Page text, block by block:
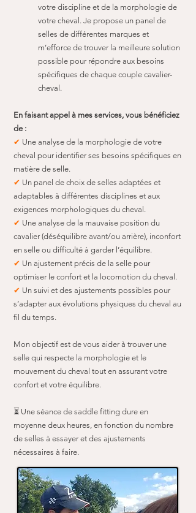
votre discipline et de la morphologie de
votre cheval. Je propose un panel de
selles de différentes marques et
m’efforce de trouver la meilleure solution
possible pour répondre aux besoins
spécifiques de chaque couple cavalier-
cheval.
En faisant appel à mes services, vous bénéficiez
de :
✔ Une analyse de la morphologie de votre
cheval pour identifier ses besoins spécifiques en
matière de selle.
✔ Un panel de choix de selles adaptées et
adaptables à différentes disciplines et aux
exigences morphologiques du cheval.
✔ Une analyse de la mauvaise position du
cavalier (déséquilibre avant/ou arrière), inconfort
en selle ou difficulté à garder l’équilibre.
✔ Un ajustement précis de la selle pour
optimiser le confort et la locomotion du cheval.
✔ Un suivi et des ajustements possibles pour
s’adapter aux évolutions physiques du cheval au
fil du temps.
Mon objectif est de vous aider à trouver une
selle qui respecte la morphologie et le
mouvement du cheval tout en assurant votre
confort et votre équilibre.
⏳ Une séance de saddle fitting dure en
moyenne deux heures, en fonction du nombre
de selles à essayer et des ajustements
nécessaires à faire.